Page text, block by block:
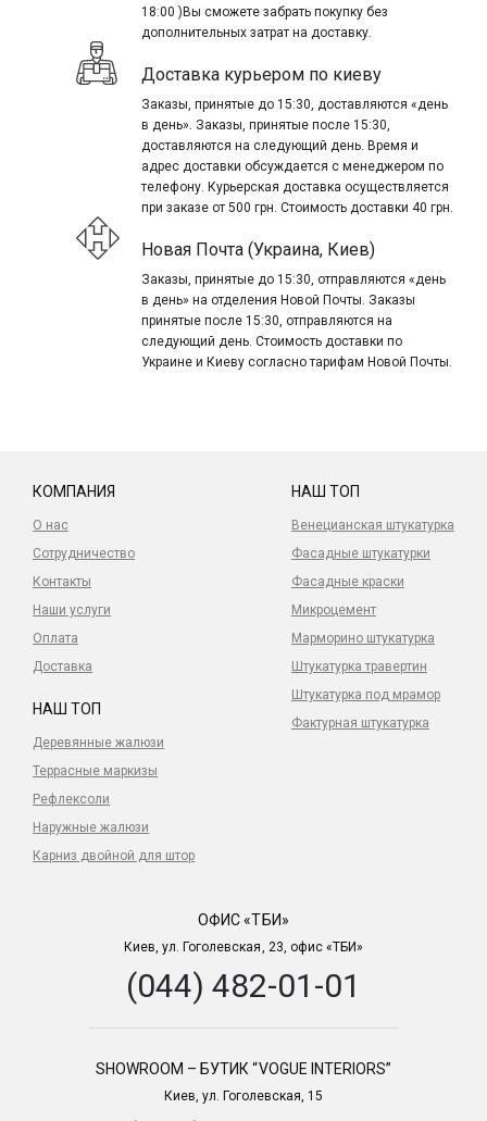
18:00 )Вы сможете забрать покупку без
дополнительных затрат на доставку.
Доставка курьером по киеву
Заказы, принятые до 15:30, доставляются «день
в день». Заказы, принятые после 15:30,
доставляются на следующий день. Время и
адрес доставки обсуждается с менеджером по
телефону. Курьерская доставка осуществляется
при заказе от 500 грн. Стоимость доставки 40 грн.
Новая Почта (Украина, Киев)
Заказы, принятые до 15:30, отправляются «день
в день» на отделения Новой Почты. Заказы
принятые после 15:30, отправляются на
следующий день. Стоимость доставки по
Украине и Киеву согласно тарифам Новой Почты.
КОМПАНИЯ
О нас
Сотрудничество
Контакты
Наши услуги
Оплата
Доставка
НАШ ТОП
Венецианская штукатурка
Фасадные штукатурки
Фасадные краски
Микроцемент
Марморино штукатурка
Штукатурка травертин
Штукатурка под мрамор
Фактурная штукатурка
НАШ ТОП
Деревянные жалюзи
Террасные маркизы
Рефлексоли
Наружные жалюзи
Карниз двойной для штор
ОФИС «ТБИ»
Киев, ул. Гоголевская, 23, офис «ТБИ»
(044) 482-01-01
SHOWROOM – БУТИК “VOGUE INTERIORS”
Киев, ул. Гоголевская, 15